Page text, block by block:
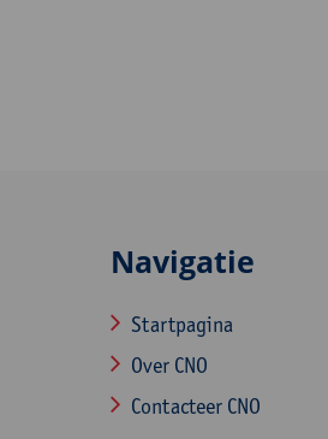
Navigatie
Startpagina
Over CNO
Contacteer CNO